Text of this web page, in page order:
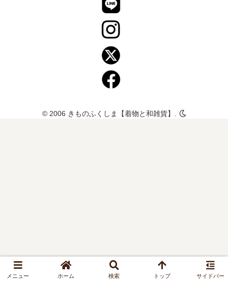
© 2006 きものふくしま【着物と和雑貨】.
メニュー ホーム 検索 トップ サイドバー